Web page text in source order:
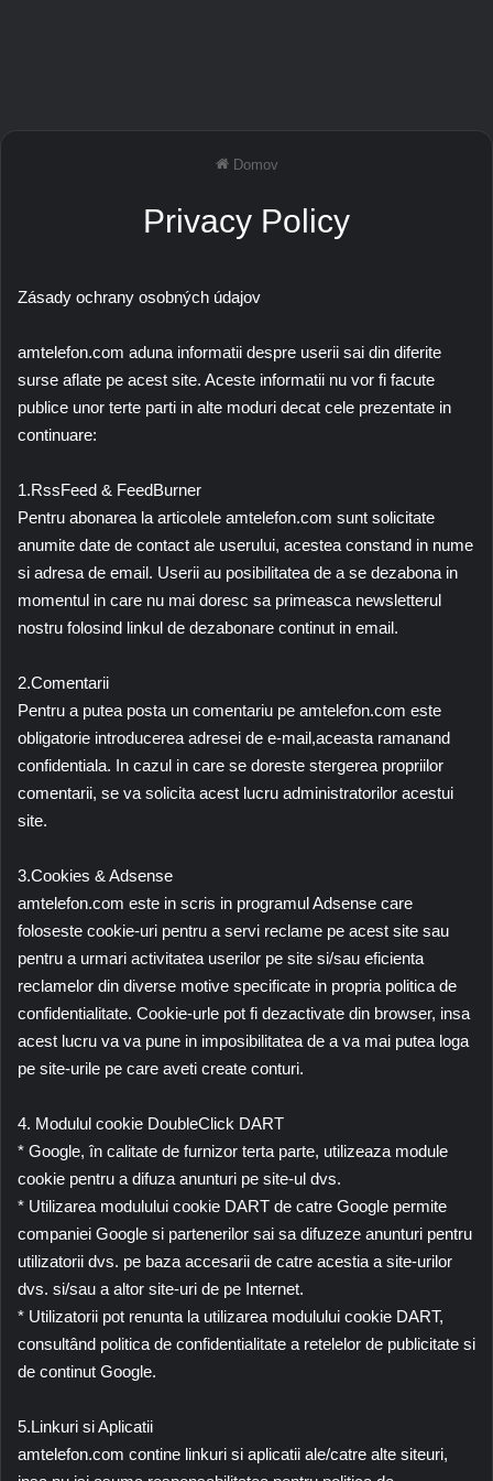
Domov
Privacy Policy
Zásady ochrany osobných údajov
amtelefon.com aduna informatii despre userii sai din diferite
surse aflate pe acest site. Aceste informatii nu vor fi facute
publice unor terte parti in alte moduri decat cele prezentate in
continuare:
1.RssFeed & FeedBurner
Pentru abonarea la articolele amtelefon.com sunt solicitate
anumite date de contact ale userului, acestea constand in nume
si adresa de email. Userii au posibilitatea de a se dezabona in
momentul in care nu mai doresc sa primeasca newsletterul
nostru folosind linkul de dezabonare continut in email.
2.Comentarii
Pentru a putea posta un comentariu pe amtelefon.com este
obligatorie introducerea adresei de e-mail,aceasta ramanand
confidentiala. In cazul in care se doreste stergerea propriilor
comentarii, se va solicita acest lucru administratorilor acestui
site.
3.Cookies & Adsense
amtelefon.com este in scris in programul Adsense care
foloseste cookie-uri pentru a servi reclame pe acest site sau
pentru a urmari activitatea userilor pe site si/sau eficienta
reclamelor din diverse motive specificate in propria politica de
confidentialitate. Cookie-urle pot fi dezactivate din browser, insa
acest lucru va va pune in imposibilitatea de a va mai putea loga
pe site-urile pe care aveti create conturi.
4. Modulul cookie DoubleClick DART
* Google, în calitate de furnizor terta parte, utilizeaza module
cookie pentru a difuza anunturi pe site-ul dvs.
* Utilizarea modulului cookie DART de catre Google permite
companiei Google si partenerilor sai sa difuzeze anunturi pentru
utilizatorii dvs. pe baza accesarii de catre acestia a site-urilor
dvs. si/sau a altor site-uri de pe Internet.
* Utilizatorii pot renunta la utilizarea modulului cookie DART,
consultând politica de confidentialitate a retelelor de publicitate si
de continut Google.
5.Linkuri si Aplicatii
amtelefon.com contine linkuri si aplicatii ale/catre alte siteuri,